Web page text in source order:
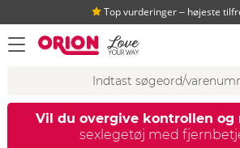
Top vurderinger ‒ højeste
åbn menu
Vil du overgive kontrollen og
sexlegetøj med